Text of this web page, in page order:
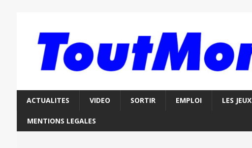
ACTUALITES VIDEO SORTIR EMPLOI LES JEUX
MENTIONS LEGALES